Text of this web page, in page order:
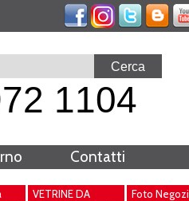
1104
Contatti
VETRINE DA
Foto Negozi